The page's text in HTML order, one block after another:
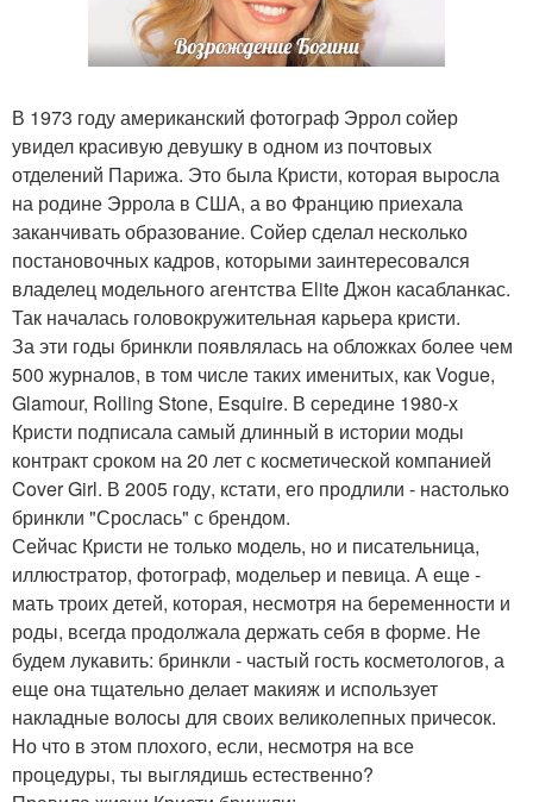
В 1973 году американский фотограф Эррол сойер
увидел красивую девушку в одном из почтовых
отделений Парижа. Это была Кристи, которая выросла
на родине Эррола в США, а во Францию приехала
заканчивать образование. Сойер сделал несколько
постановочных кадров, которыми заинтересовался
владелец модельного агентства Elite Джон касабланкас.
Так началась головокружительная карьера кристи.
За эти годы бринкли появлялась на обложках более чем
500 журналов, в том числе таких именитых, как Vogue,
Glamour, Rolling Stone, Esquire. В середине 1980-х
Кристи подписала самый длинный в истории моды
контракт сроком на 20 лет с косметической компанией
Cover Girl. В 2005 году, кстати, его продлили - настолько
бринкли "Срослась" с брендом.
Сейчас Кристи не только модель, но и писательница,
иллюстратор, фотограф, модельер и певица. А еще -
мать троих детей, которая, несмотря на беременности и
роды, всегда продолжала держать себя в форме. Не
будем лукавить: бринкли - частый гость косметологов, а
еще она тщательно делает макияж и использует
накладные волосы для своих великолепных причесок.
Но что в этом плохого, если, несмотря на все
процедуры, ты выглядишь естественно?